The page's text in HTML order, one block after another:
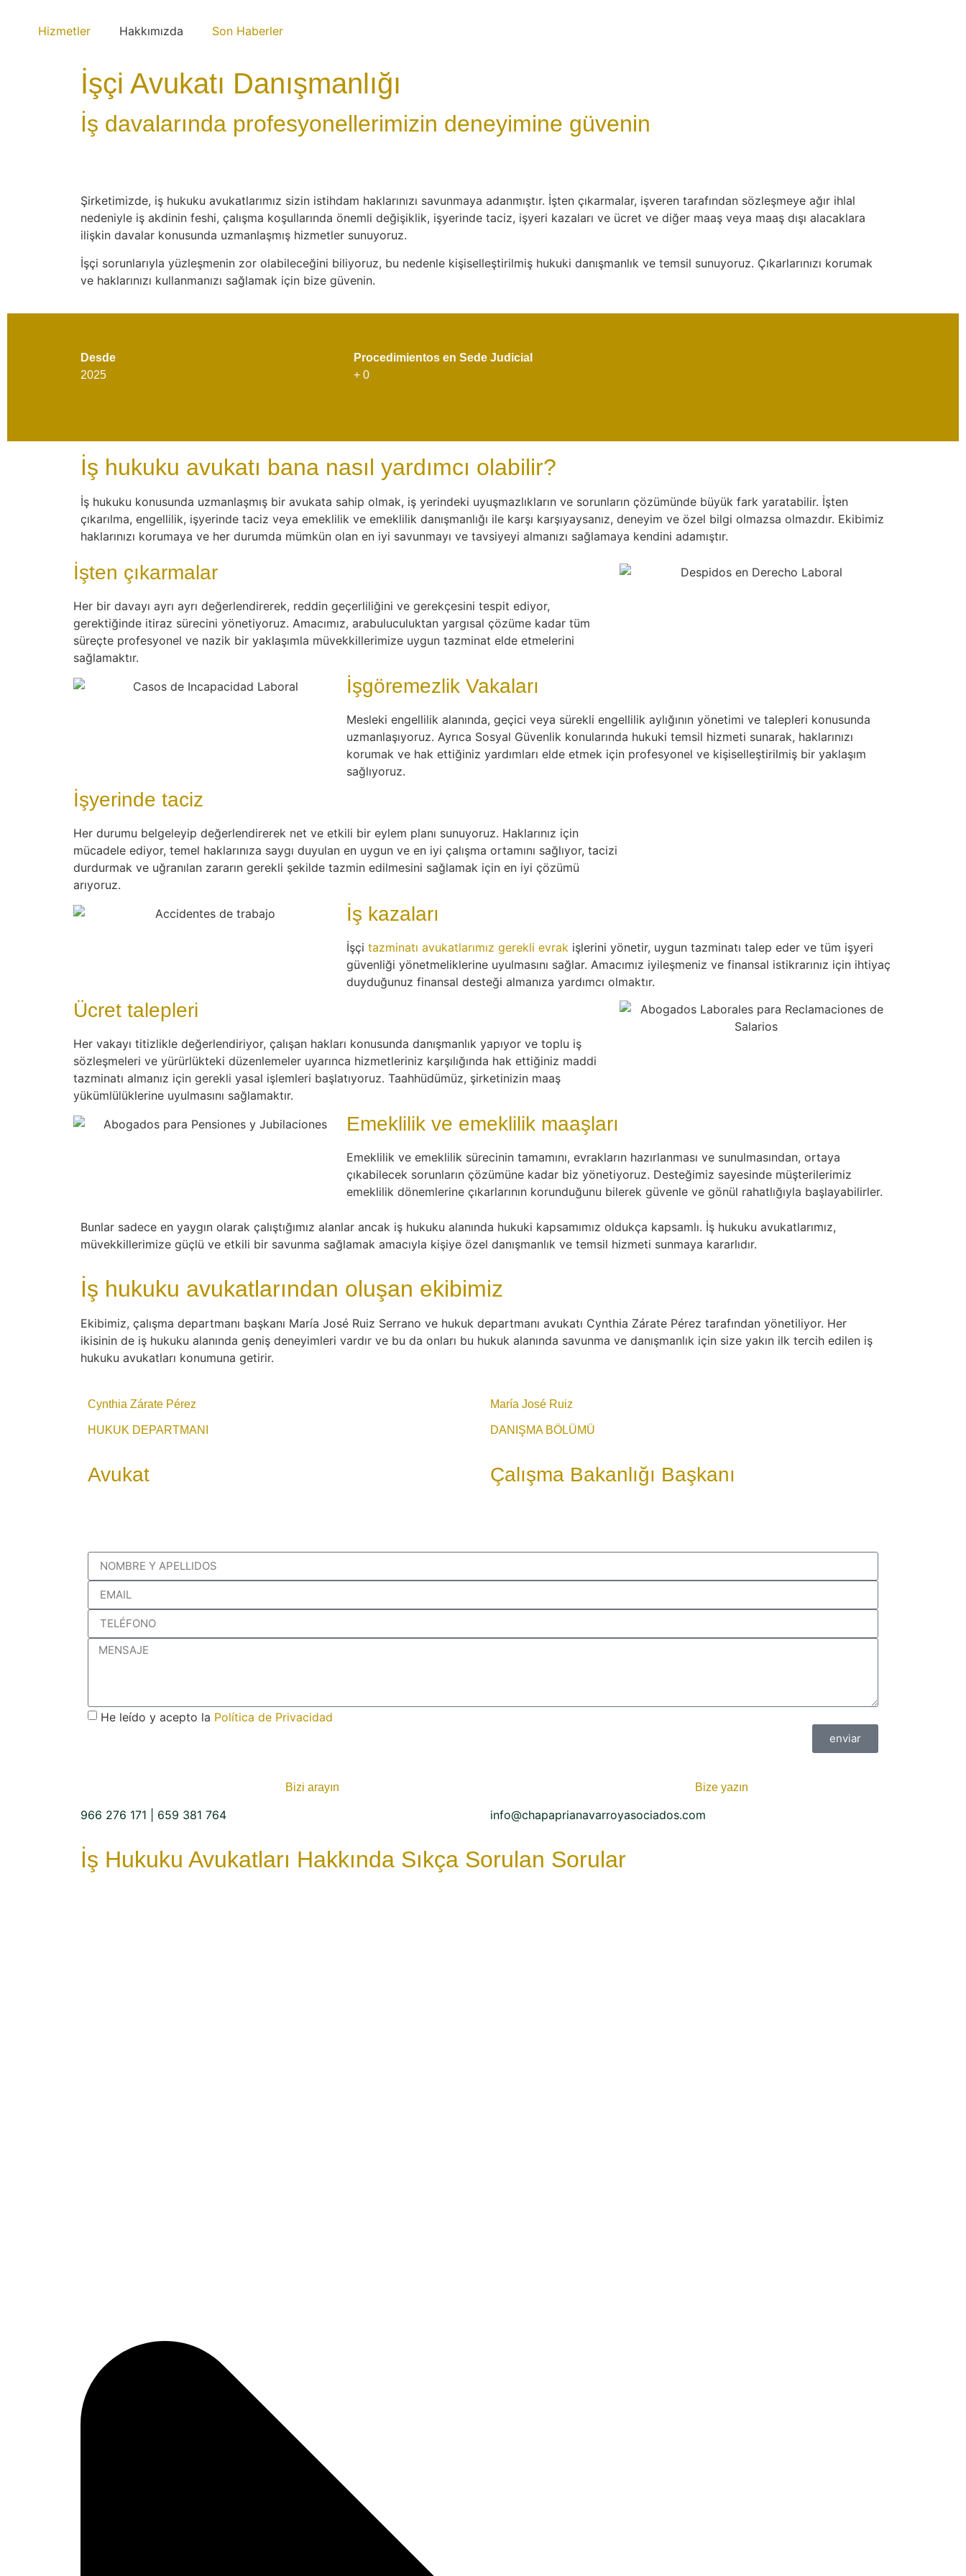
Hizmetler Hakkımızda Son Haberler
İşçi Avukatı Danışmanlığı
İş davalarında profesyonellerimizin deneyimine güvenin
Şirketimizde, iş hukuku avukatlarımız sizin istihdam haklarınızı savunmaya adanmıştır. İşten çıkarmalar, işveren tarafından sözleşmeye ağır ihlal
nedeniyle iş akdinin feshi, çalışma koşullarında önemli değişiklik, işyerinde taciz, işyeri kazaları ve ücret ve diğer maaş veya maaş dışı alacaklara
ilişkin davalar konusunda uzmanlaşmış hizmetler sunuyoruz.
İşçi sorunlarıyla yüzleşmenin zor olabileceğini biliyoruz, bu nedenle kişiselleştirilmiş hukuki danışmanlık ve temsil sunuyoruz. Çıkarlarınızı korumak
ve haklarınızı kullanmanızı sağlamak için bize güvenin.
Desde
2025
Procedimientos en Sede Judicial
+ 0
İş hukuku avukatı bana nasıl yardımcı olabilir?
İş hukuku konusunda uzmanlaşmış bir avukata sahip olmak, iş yerindeki uyuşmazlıkların ve sorunların çözümünde büyük fark yaratabilir. İşten
çıkarılma, engellilik, işyerinde taciz veya emeklilik ve emeklilik danışmanlığı ile karşı karşıyaysanız, deneyim ve özel bilgi olmazsa olmazdır. Ekibimiz
haklarınızı korumaya ve her durumda mümkün olan en iyi savunmayı ve tavsiyeyi almanızı sağlamaya kendini adamıştır.
İşten çıkarmalar
Her bir davayı ayrı ayrı değerlendirerek, reddin geçerliliğini ve gerekçesini tespit ediyor,
gerektiğinde itiraz sürecini yönetiyoruz. Amacımız, arabuluculuktan yargısal çözüme kadar tüm
süreçte profesyonel ve nazik bir yaklaşımla müvekkillerimize uygun tazminat elde etmelerini
sağlamaktır.
İşgöremezlik Vakaları
Mesleki engellilik alanında, geçici veya sürekli engellilik aylığının yönetimi ve talepleri konusunda
uzmanlaşıyoruz. Ayrıca Sosyal Güvenlik konularında hukuki temsil hizmeti sunarak, haklarınızı
korumak ve hak ettiğiniz yardımları elde etmek için profesyonel ve kişiselleştirilmiş bir yaklaşım
sağlıyoruz.
İşyerinde taciz
Her durumu belgeleyip değerlendirerek net ve etkili bir eylem planı sunuyoruz. Haklarınız için
mücadele ediyor, temel haklarınıza saygı duyulan en uygun ve en iyi çalışma ortamını sağlıyor, tacizi
durdurmak ve uğranılan zararın gerekli şekilde tazmin edilmesini sağlamak için en iyi çözümü
arıyoruz.
İş kazaları
İşçi tazminatı avukatlarımız gerekli evrak işlerini yönetir, uygun tazminatı talep eder ve tüm işyeri
güvenliği yönetmeliklerine uyulmasını sağlar. Amacımız iyileşmeniz ve finansal istikrarınız için ihtiyaç
duyduğunuz finansal desteği almanıza yardımcı olmaktır.
Ücret talepleri
Her vakayı titizlikle değerlendiriyor, çalışan hakları konusunda danışmanlık yapıyor ve toplu iş
sözleşmeleri ve yürürlükteki düzenlemeler uyarınca hizmetleriniz karşılığında hak ettiğiniz maddi
tazminatı almanız için gerekli yasal işlemleri başlatıyoruz. Taahhüdümüz, şirketinizin maaş
yükümlülüklerine uyulmasını sağlamaktır.
Emeklilik ve emeklilik maaşları
Emeklilik ve emeklilik sürecinin tamamını, evrakların hazırlanması ve sunulmasından, ortaya
çıkabilecek sorunların çözümüne kadar biz yönetiyoruz. Desteğimiz sayesinde müşterilerimiz
emeklilik dönemlerine çıkarlarının korunduğunu bilerek güvenle ve gönül rahatlığıyla başlayabilirler.
Bunlar sadece en yaygın olarak çalıştığımız alanlar ancak iş hukuku alanında hukuki kapsamımız oldukça kapsamlı. İş hukuku avukatlarımız,
müvekkillerimize güçlü ve etkili bir savunma sağlamak amacıyla kişiye özel danışmanlık ve temsil hizmeti sunmaya kararlıdır.
İş hukuku avukatlarından oluşan ekibimiz
Ekibimiz, çalışma departmanı başkanı María José Ruiz Serrano ve hukuk departmanı avukatı Cynthia Zárate Pérez tarafından yönetiliyor. Her
ikisinin de iş hukuku alanında geniş deneyimleri vardır ve bu da onları bu hukuk alanında savunma ve danışmanlık için size yakın ilk tercih edilen iş
hukuku avukatları konumuna getirir.
Cynthia Zárate Pérez
HUKUK DEPARTMANI
Avukat
María José Ruiz
DANIŞMA BÖLÜMÜ
Çalışma Bakanlığı Başkanı
He leído y acepto la Política de Privacidad
enviar
Bizi arayın
966 276 171 659 381 764
Bize yazın
info@chapaprianavarroyasociados.com
İş Hukuku Avukatları Hakkında Sıkça Sorulan Sorular